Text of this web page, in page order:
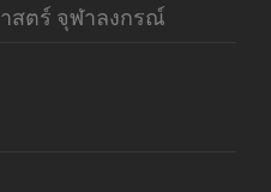
ตร์ จุฬาลงกรณ์